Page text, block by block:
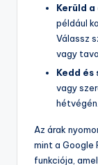
Kerüld
például
Válassz
vagy
Kedd és
vagy
hétvégén.
Az árak
mint a Google
funkciója,